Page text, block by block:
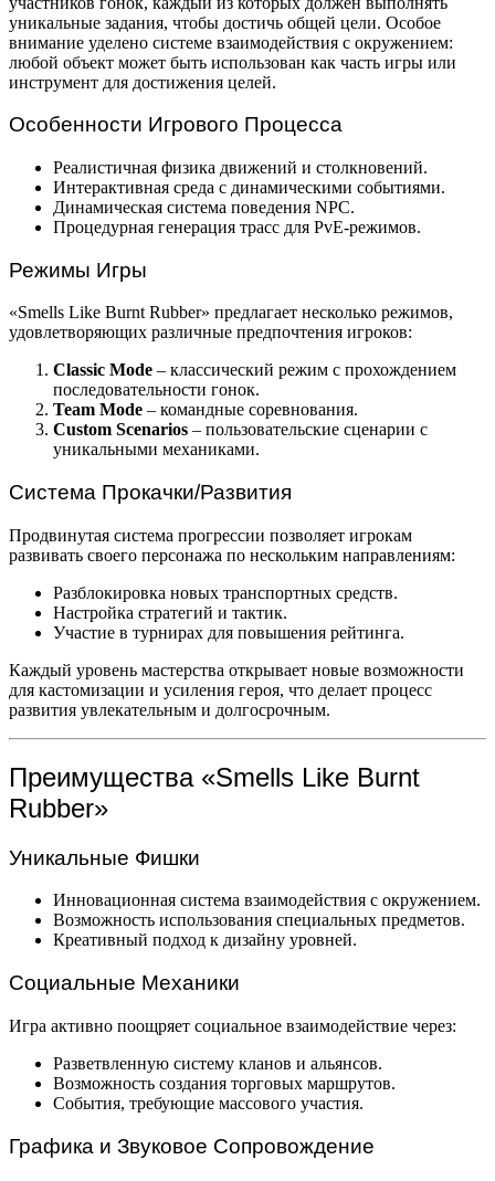
уникальные задания, чтобы достичь общей цели. Особое
внимание уделено системе взаимодействия с окружением:
любой объект может быть использован как часть игры или
инструмент для достижения целей.
Особенности Игрового Процесса
Реалистичная физика движений и столкновений.
Интерактивная среда с динамическими событиями.
Динамическая система поведения NPC.
Процедурная генерация трасс для PvE-режимов.
Режимы Игры
«Smells Like Burnt Rubber» предлагает несколько режимов,
удовлетворяющих различные предпочтения игроков:
Classic Mode – классический режим с прохождением
последовательности гонок.
Team Mode – командные соревнования.
Custom Scenarios – пользовательские сценарии с
уникальными механиками.
Система Прокачки/Развития
Продвинутая система прогрессии позволяет игрокам
развивать своего персонажа по нескольким направлениям:
Разблокировка новых транспортных средств.
Настройка стратегий и тактик.
Участие в турнирах для повышения рейтинга.
Каждый уровень мастерства открывает новые возможности
для кастомизации и усиления героя, что делает процесс
развития увлекательным и долгосрочным.
Преимущества «Smells Like Burnt
Rubber»
Уникальные Фишки
Инновационная система взаимодействия с окружением.
Возможность использования специальных предметов.
Креативный подход к дизайну уровней.
Социальные Механики
Игра активно поощряет социальное взаимодействие через:
Разветвленную систему кланов и альянсов.
Возможность создания торговых маршрутов.
События, требующие массового участия.
Графика и Звуковое Сопровождение